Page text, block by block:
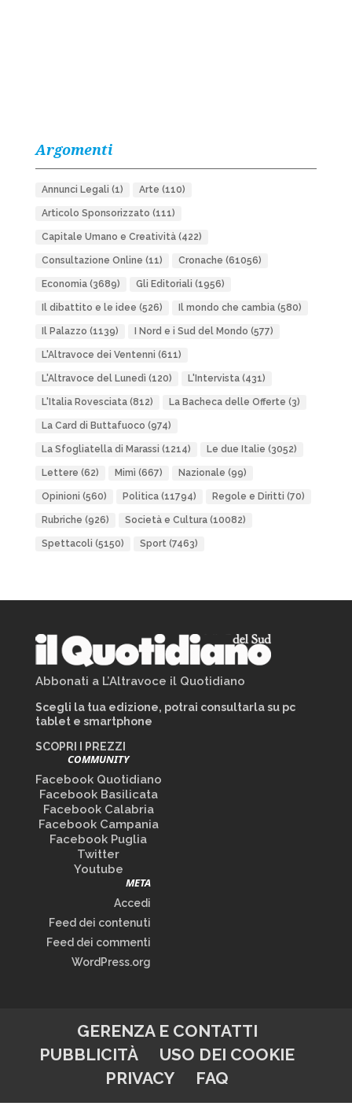
Argomenti
Annunci Legali (1) Arte (110)
Articolo Sponsorizzato (111)
Capitale Umano e Creatività(422)
Consultazione Online (11) Cronache (61056)
Economia(3689) Gli Editoriali (1956)
Il dibattito e le idee (526) Il mondo che cambia(580)
Il Palazzo (1139) I Nord e i Sud del Mondo (577)
L'Altravoce dei Ventenni (611)
L'Altravoce del Lunedì (120) L'Intervista(431)
L'Italia Rovesciata(812) La Bacheca delle Offerte (3)
La Card di Buttafuoco (974)
La Sfogliatella di Marassi (1214) Le due Italie (3052)
Lettere (62) Mimì (667) Nazionale (99)
Opinioni (560) Politica(11794) Regole e Diritti (70)
Rubriche (926) Società e Cultura(10082)
Spettacoli (5150) Sport(7463)
Abbonati a L’Altravoce il Quotidiano
Scegli la tua edizione, potrai consultarla su pc
tablet e smartphone
SCOPRI I PREZZI
COMMUNITY
Facebook Quotidiano
Facebook Basilicata
Facebook Calabria
Facebook Campania
Facebook Puglia
Twitter
Youtube
META
Accedi
Feed dei contenuti
Feed dei commenti
WordPress.org
GERENZA E CONTATTI
PUBBLICITÀ
USO DEI COOKIE
PRIVACY
FAQ